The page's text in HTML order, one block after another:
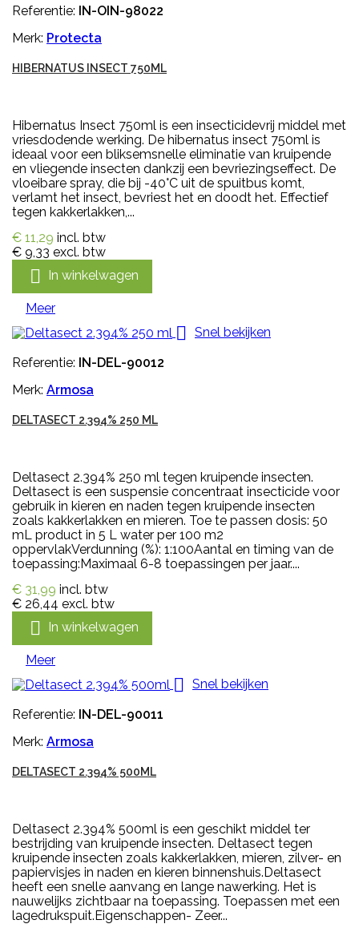
Referentie: IN-OIN-98022
Merk: Protecta
HIBERNATUS INSECT 750ML
Hibernatus Insect 750ml is een insecticidevrij middel met
vriesdodende werking. De hibernatus insect 750ml is
ideaal voor een bliksemsnelle eliminatie van kruipende
en vliegende insecten dankzij een bevriezingseffect. De
vloeibare spray, die bij -40°C uit de spuitbus komt,
verlamt het insect, bevriest het en doodt het. Effectief
tegen kakkerlakken,...
€ 11,29 incl. btw
€ 9,33 excl. btw
 In winkelwagen
Meer
 Snel bekijken
Referentie: IN-DEL-90012
Merk: Armosa
DELTASECT 2.394% 250 ML
Deltasect 2.394% 250 ml tegen kruipende insecten.
Deltasect is een suspensie concentraat insecticide voor
gebruik in kieren en naden tegen kruipende insecten
zoals kakkerlakken en mieren. Toe te passen dosis: 50
mL product in 5 L water per 100 m2
oppervlakVerdunning (%): 1:100Aantal en timing van de
toepassing:Maximaal 6-8 toepassingen per jaar....
€ 31,99 incl. btw
€ 26,44 excl. btw
 In winkelwagen
Meer
 Snel bekijken
Referentie: IN-DEL-90011
Merk: Armosa
DELTASECT 2.394% 500ML
Deltasect 2.394% 500ml is een geschikt middel ter
bestrijding van kruipende insecten. Deltasect tegen
kruipende insecten zoals kakkerlakken, mieren, zilver- en
papiervisjes in naden en kieren binnenshuis.Deltasect
heeft een snelle aanvang en lange nawerking. Het is
nauwelijks zichtbaar na toepassing. Toepassen met een
lagedrukspuit.Eigenschappen- Zeer...